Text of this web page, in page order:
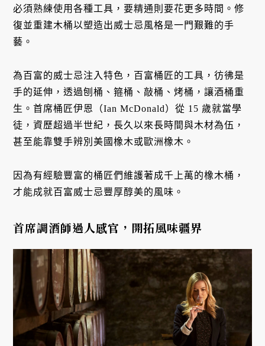
必須熟練使用各種工具，要精通則要花更多時間。修
復並重建木桶以塑造出威士忌風格是一門艱難的手
藝。
為百富的威士忌注入特色，百富桶匠的工具，彷彿是
手的延伸，透過刨桶、箍桶、敲桶、烤桶，讓酒桶重
生。首席桶匠伊恩（Ian McDonald）從 15 歲就當學
徒，資歷超過半世紀，長久以來長時間與木材為伍，
甚至能靠雙手辨別美國橡木或歐洲橡木。
因為有經驗豐富的桶匠們維護著成千上萬的橡木桶，
才能成就百富威士忌豐厚醇美的風味。
首席調酒師過人感官，開拓風味疆界